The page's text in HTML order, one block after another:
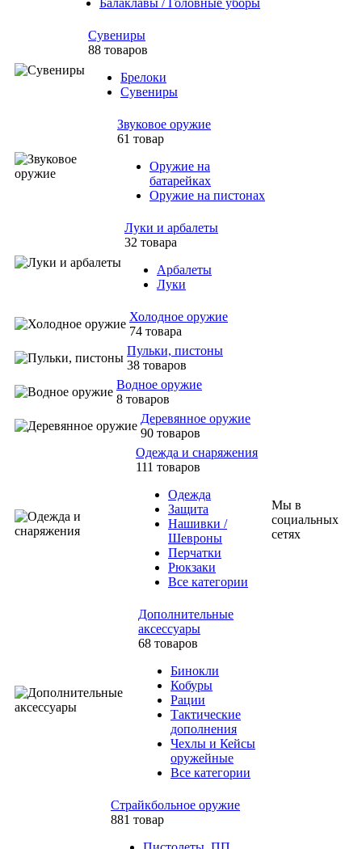
Балаклавы / Головные уборы
Сувениры
88 товаров
Брелоки
Сувениры
Звуковое оружие
61 товар
Оружие на
батарейках
Оружие на пистонах
Луки и арбалеты
32 товара
Арбалеты
Луки
Холодное оружие
74 товара
Пульки, пистоны
38 товаров
Водное оружие
8 товаров
Деревянное оружие
90 товаров
Одежда и снаряжения
111 товаров
Одежда
Защита
Нашивки /
Шевроны
Перчатки
Рюкзаки
Все категории
Дополнительные
аксессуары
68 товаров
Бинокли
Кобуры
Рации
Тактические
дополнения
Чехлы и Кейсы
оружейные
Все категории
Страйкбольное оружие
881 товар
Мы в
социальных
сетях